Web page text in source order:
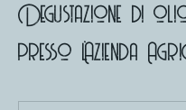
Degustazione di
presso l'Azienda